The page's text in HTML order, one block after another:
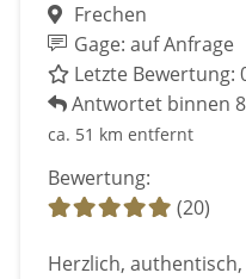
Frechen
Gage: auf Anfrage
Letzte Bewertung:
Antwortet binnen
ca. 51 km entfernt
Bewertung:
(20)
Herzlich,